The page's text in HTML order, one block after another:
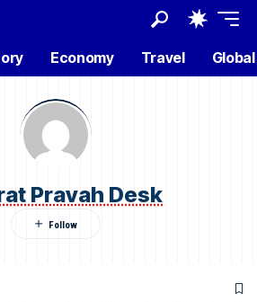
Economy Travel
Pravah Desk